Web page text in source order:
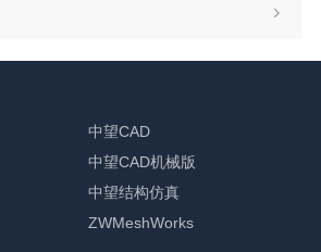
中望CAD
中望CAD机械版
中望结构仿真
ZWMeshWorks